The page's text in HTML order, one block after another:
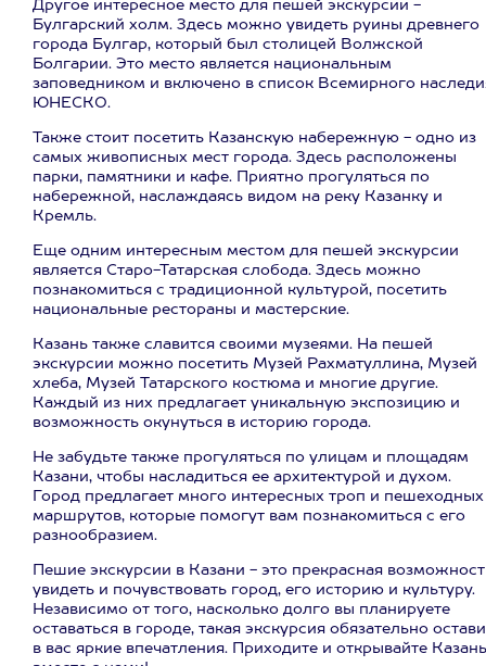
Другое интересное место для пешей экскурсии -
Булгарский холм. Здесь можно увидеть руины древнего
города Булгар, который был столицей Волжской
Болгарии. Это место является национальным
заповедником и включено в список Всемирного
ЮНЕСКО.
Также стоит посетить Казанскую набережную - одно из
самых живописных мест города. Здесь расположены
парки, памятники и кафе. Приятно прогуляться по
набережной, наслаждаясь видом на реку Казанку и
Кремль.
Еще одним интересным местом для пешей экскурсии
является Старо-Татарская слобода. Здесь можно
познакомиться с традиционной культурой, посетить
национальные рестораны и мастерские.
Казань также славится своими музеями. На пешей
экскурсии можно посетить Музей Рахматуллина, Музей
хлеба, Музей Татарского костюма и многие другие.
Каждый из них предлагает уникальную экспозицию и
возможность окунуться в историю города.
Не забудьте также прогуляться по улицам и площадям
Казани, чтобы насладиться ее архитектурой и духом.
Город предлагает много интересных троп и пешеходных
маршрутов, которые помогут вам познакомиться с его
разнообразием.
Пешие экскурсии в Казани - это прекрасная
увидеть и почувствовать город, его историю и культуру.
Независимо от того, насколько долго вы планируете
оставаться в городе, такая экскурсия обязательно
в вас яркие впечатления. Приходите и открывайте Казань